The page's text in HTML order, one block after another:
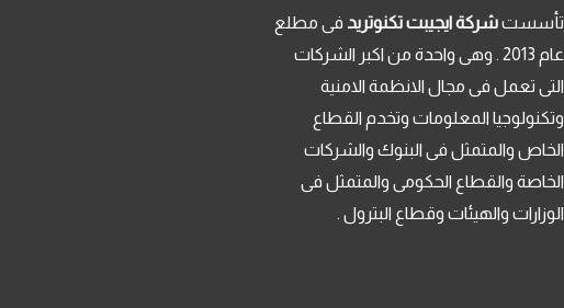
تأسستشركة ايجيبت تكنوتريد فى مطلع
عام 2013 . وهى واحدة من اكبر الشركات
التى تعمل فى مجال الانظمة الامنية
وتكنولوجيا المعلومات وتخدم القطاع
الخاص والمتمثل فى البنوك والشركات
الخاصة والقطاع الحكومى والمتمثل فى
الوزارات والهيئات وقطاع البترول .